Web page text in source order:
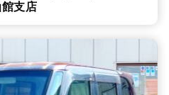
支店